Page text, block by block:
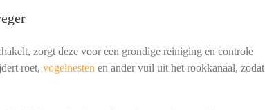
zorgt deze voor een grondige reiniging en controle
roet, vogelnesten en ander vuil uit het rookkanaal, zodat